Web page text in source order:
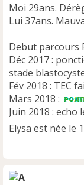
Moi 29ans.
Lui 37ans.
Debut parcours
Déc 2017 :
stade
Fév 2018 : TEC
Mars 2018 :
Juin 2018 : echo
Elysa est née le